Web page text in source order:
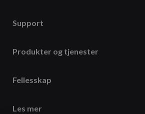
Support
Produkter og tjenester
Fellesskap
Les mer